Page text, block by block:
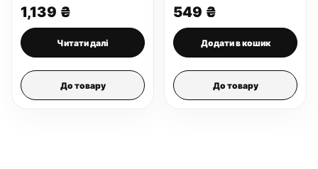
1,139 ₴
Читати далі
До товару
549 ₴
Додати в кошик
До товару